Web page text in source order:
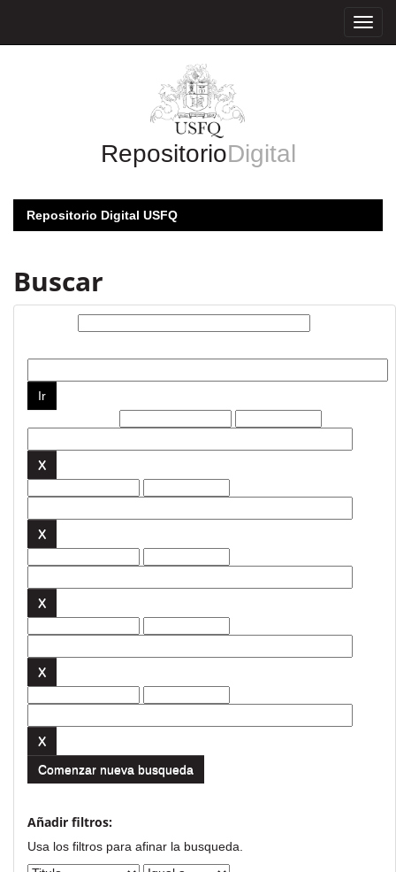
RepositorioDigital
Repositorio Digital USFQ
Buscar
Comenzar nueva busqueda
Añadir filtros:
Usa los filtros para afinar la busqueda.